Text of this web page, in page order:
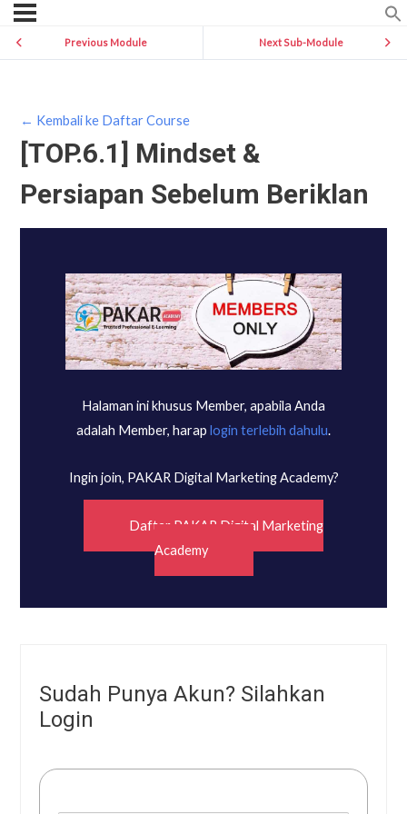
Previous Module Next Sub-Module
← Kembali ke Daftar Course
[TOP.6.1] Mindset &
Persiapan Sebelum Beriklan
Halaman ini khusus Member, apabila Anda
adalah Member, harap login terlebih dahulu.
Ingin join, PAKAR Digital Marketing Academy?
Daftar PAKAR Digital Marketing
Academy
Sudah Punya Akun? Silahkan
Login